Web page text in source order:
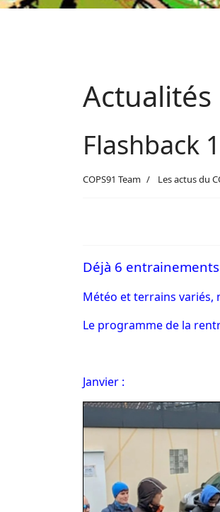
Actualités
Flashback
COPS91 Team Les actus du
Déjà 6
Météo et terrains variés,
Le programme de la
Janvier :